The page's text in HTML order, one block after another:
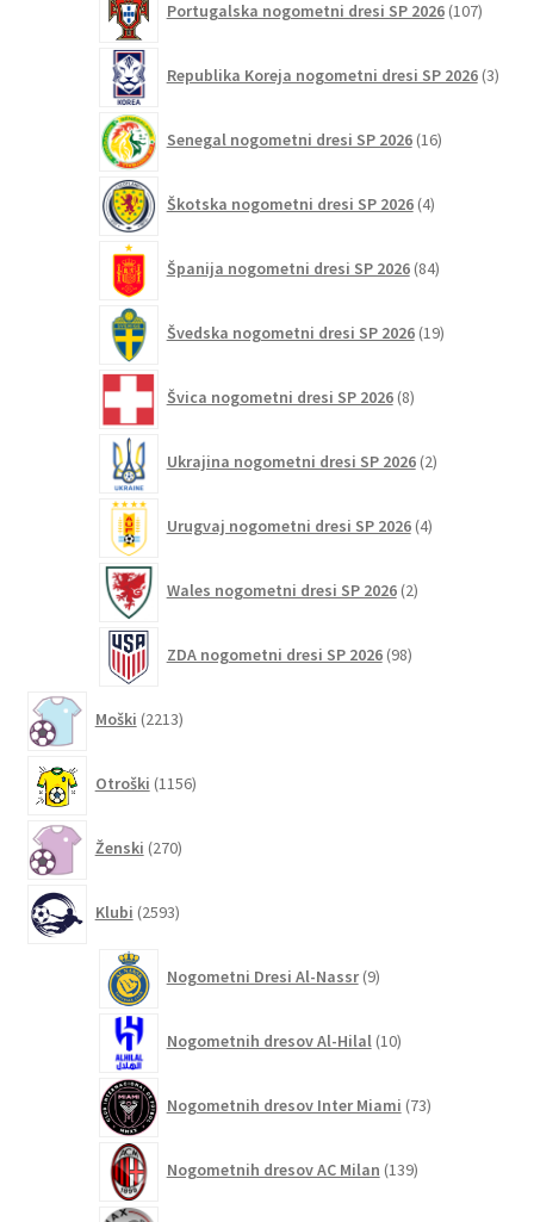
Portugalska nogometni dresi SP 2026 107
Republika Koreja nogometni dresi SP 2026 3
Senegal nogometni dresi SP 2026 16izdelkov
Škotska nogometni dresi SP 2026 4izdelki
Španija nogometni dresi SP 2026 84izdelkov
Švedska nogometni dresi SP 2026 19izdelkov
Švica nogometni dresi SP 2026 8izdelkov
Ukrajina nogometni dresi SP 2026 2izdelka
Urugvaj nogometni dresi SP 2026 4izdelki
Wales nogometni dresi SP 2026 2izdelka
ZDA nogometni dresi SP 2026 98izdelkov
Moški 2213izdelkov
Otroški 1156izdelkov
Ženski 270izdelkov
Klubi 2593izdelkov
Nogometni Dresi Al-Nassr 9izdelkov
Nogometnih dresov Al-Hilal 10izdelkov
Nogometnih dresov Inter Miami 73izdelkov
Nogometnih dresov AC Milan 139izdelkov